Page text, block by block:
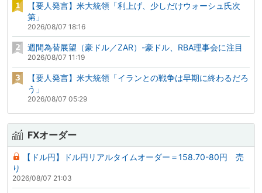
【要人発言】米大統領「利上げ、少しだけウォーシュ氏次
第」
2026/08/07 18:16
週間為替展望（豪ドル／ZAR）-豪ドル、RBA理事会に注目
2026/08/07 11:19
【要人発言】米大統領「イランとの戦争は早期に終わるだろ
う」
2026/08/07 05:29
FXオーダー
【ドル円】ドル円リアルタイムオーダー＝158.70-80円 売
り
2026/08/07 21:03